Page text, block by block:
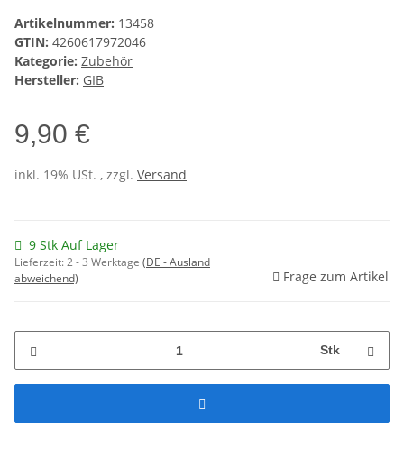
Artikelnummer: 13458
GTIN: 4260617972046
Kategorie: Zubehör
Hersteller: GIB
9,90 €
inkl. 19% USt. , zzgl. Versand
9 Stk Auf Lager
Lieferzeit:2 - 3 Werktage (DE - Ausland
abweichend)
Frage zum Artikel
Stk